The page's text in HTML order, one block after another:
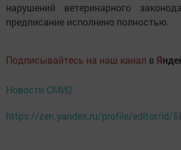
нарушений ветеринарного
предписание исполнено полностью.
Подписывайтесь на наш канал в Я
Новости СМИ2
https://zen.yandex.ru/profile/editor/id/